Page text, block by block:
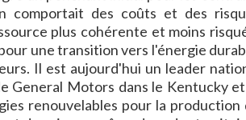
comportait des coûts et des
plus cohérente et moins
une transition vers l'énergie
Il est aujourd'hui un leader
General Motors dans le Kentucky
renouvelables pour la production